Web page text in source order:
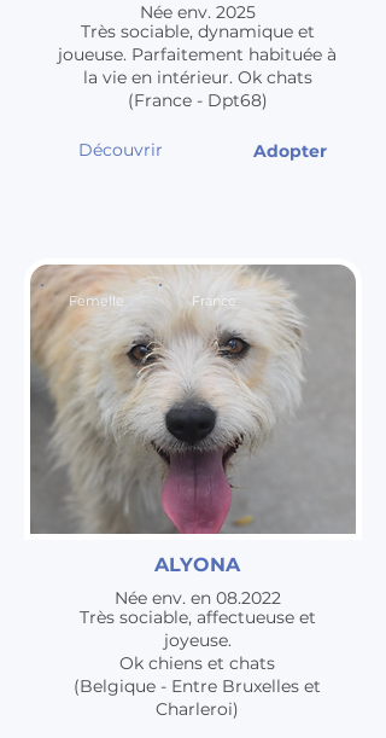
Née env. 2025
Très sociable, dynamique et
joueuse. Parfaitement habituée à
la vie en intérieur. Ok chats
(France - Dpt68)
Découvrir Adopter
Femelle France
ALYONA
Née env. en 08.2022
Très sociable, affectueuse et
joyeuse.
Ok chiens et chats
(Belgique - Entre Bruxelles et
Charleroi)